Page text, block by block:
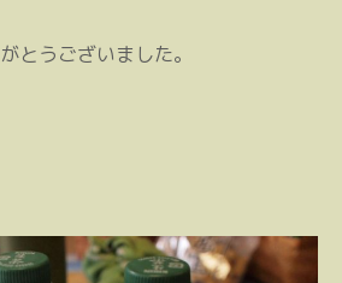
とうございました。